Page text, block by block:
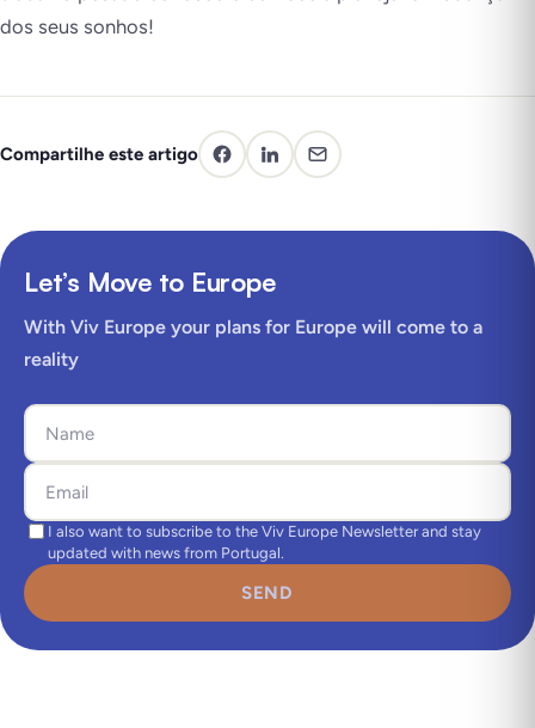
dos seus sonhos!
Compartilhe este artigo
Let’s Move to Europe
With Viv Europe your plans for Europe will come to a
reality
I also want to subscribe to the Viv Europe Newsletter and stay
updated with news from Portugal.
SEND